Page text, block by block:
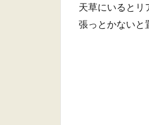
天草にいるとリ
張っとかないと